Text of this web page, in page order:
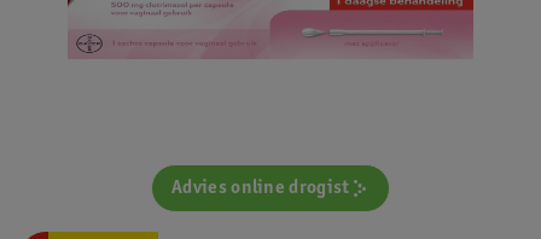
Advies online drogist